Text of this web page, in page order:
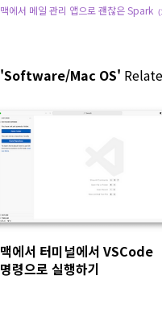
맥에서 메일 관리 앱으로 괜찮은 Spark
'Software/Mac OS'
맥에서 터미널에서 VSCode
명령으로 실행하기